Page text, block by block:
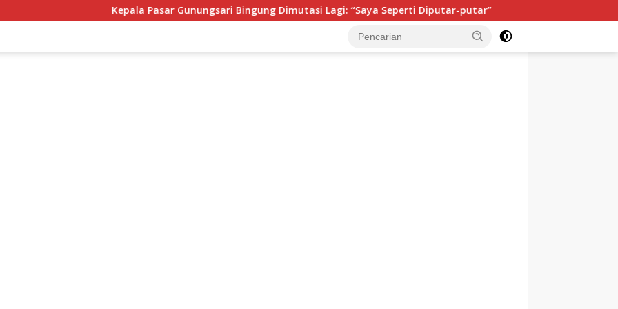
Kepala Pasar Gunungsari Bingung Dimutasi Lagi: “Saya Seperti Diputar-putar” Isi Buku Pelajaran Akan